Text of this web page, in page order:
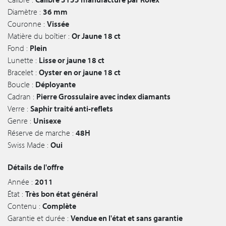
Diamètre : 36 mm
Couronne : Vissée
Matière du boîtier : Or Jaune 18 ct
Fond : Plein
Lunette : Lisse or jaune 18 ct
Bracelet : Oyster en or jaune 18 ct
Boucle : Déployante
Cadran : Pierre Grossulaire avec index diamants
Verre : Saphir traité anti-reflets
Genre : Unisexe
Réserve de marche : 48H
Swiss Made : Oui
Détails de l'offre
Année : 2011
État : Très bon état général
Contenu : Complète
Garantie et durée : Vendue en l'état et sans garantie